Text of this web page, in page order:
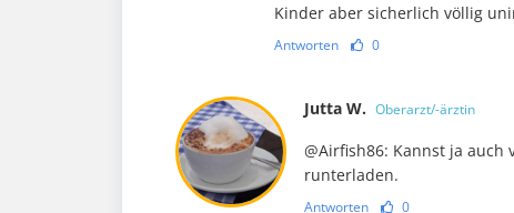
Kinder aber sicherlich völlig
Antworten 0
Jutta W. Oberarzt/-ärztin
@Airfish86: Kannst ja
runterladen.
Antworten 0